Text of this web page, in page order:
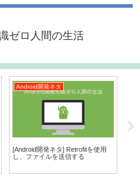
ゼロ人間の生活
Android開発ネタ
[Android開発ネタ] Retrofitを使用
し、ファイルを送信する